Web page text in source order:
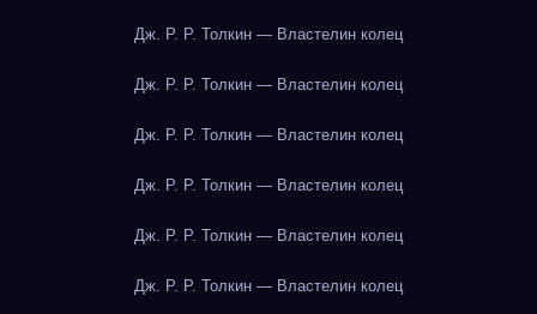
Дж. Р. Р. Толкин — Властелин колец
Дж. Р. Р. Толкин — Властелин колец
Дж. Р. Р. Толкин — Властелин колец
Дж. Р. Р. Толкин — Властелин колец
Дж. Р. Р. Толкин — Властелин колец
Дж. Р. Р. Толкин — Властелин колец